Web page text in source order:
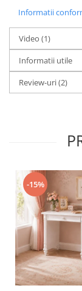
Informatii
Video (1)
Informatii utile
Review-uri(2)
-15%